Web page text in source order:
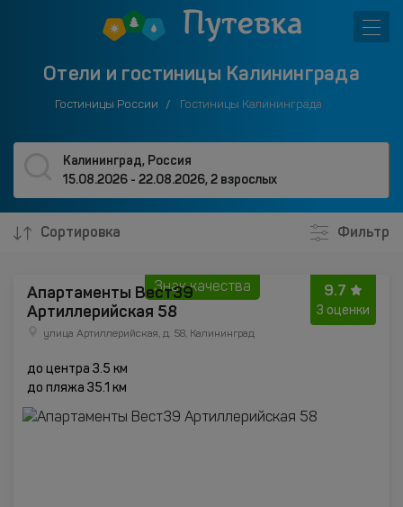
Отели и гостиницы Калининграда
Гостиницы России Гостиницы Калининграда
Калининград, Россия
15.08.2026 - 22.08.2026,2 взрослых
Сортировка Фильтр
9.7
3 оценки
Знак качества
Апартаменты Вест39
Артиллерийская 58
улица Артиллерийская, д. 58, Калининград
до центра 3.5 км
до пляжа 35.1 км